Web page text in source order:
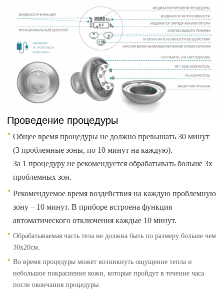
Проведение процедуры
Общее время процедуры не должно превышать 30 минут
(3 проблемные зоны, по 10 минут на каждую).
За 1 процедуру не рекомендуется обрабатывать больше 3х
проблемных зон.
Рекомендуемое время воздействия на каждую проблемную
зону – 10 минут. В приборе встроена функция
автоматического отключения каждые 10 минут.
Обрабатываемая часть тела не должна быть по размеру больше чем
30х20см.
Во время процедуры может возникнуть ощущение тепла и
небольшое покраснение кожи, которые пройдут в течение часа
после окончания процедуры.